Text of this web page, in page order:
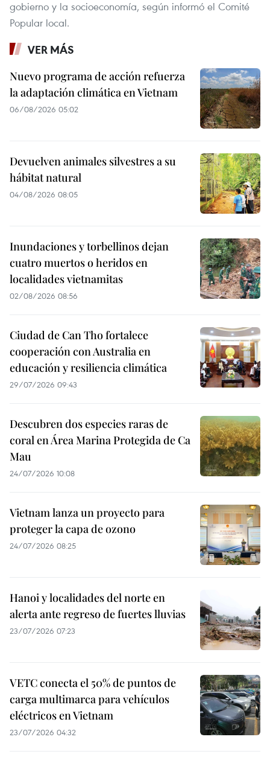
gobierno y la socioeconomía, según informó el Comité
Popular local.
VER MÁS
Nuevo programa de acción refuerza
la adaptación climática en Vietnam
06/08/2026 05:02
Devuelven animales silvestres a su
hábitat natural
04/08/2026 08:05
Inundaciones y torbellinos dejan
cuatro muertos o heridos en
localidades vietnamitas
02/08/2026 08:56
Ciudad de Can Tho fortalece
cooperación con Australia en
educación y resiliencia climática
29/07/2026 09:43
Descubren dos especies raras de
coral en Área Marina Protegida de Ca
Mau
24/07/2026 10:08
Vietnam lanza un proyecto para
proteger la capa de ozono
24/07/2026 08:25
Hanoi y localidades del norte en
alerta ante regreso de fuertes lluvias
23/07/2026 07:23
VETC conecta el 50% de puntos de
carga multimarca para vehículos
eléctricos en Vietnam
23/07/2026 04:32